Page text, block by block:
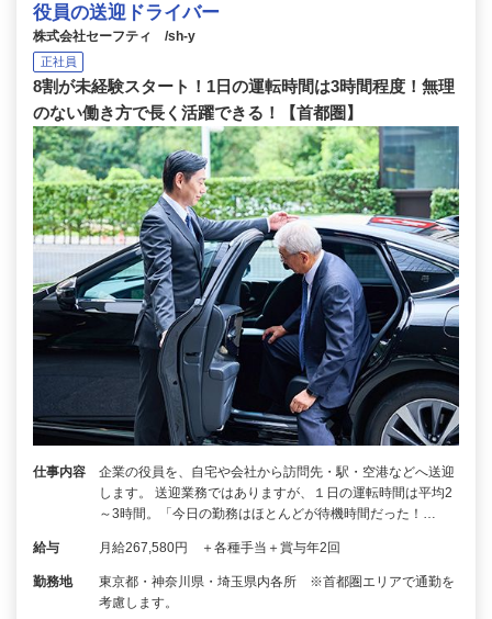
役員の送迎ドライバー
株式会社セーフティ /sh-y
正社員
8割が未経験スタート！1日の運転時間は3時間程度！無理
のない働き方で長く活躍できる！【首都圏】
仕事内容
企業の役員を、自宅や会社から訪問先・駅・空港などへ送迎
します。 送迎業務ではありますが、１日の運転時間は平均2
～3時間。「今日の勤務はほとんどが待機時間だった！…
給与 月給267,580円 ＋各種手当＋賞与年2回
勤務地
東京都・神奈川県・埼玉県内各所 ※首都圏エリアで通勤を
考慮します。